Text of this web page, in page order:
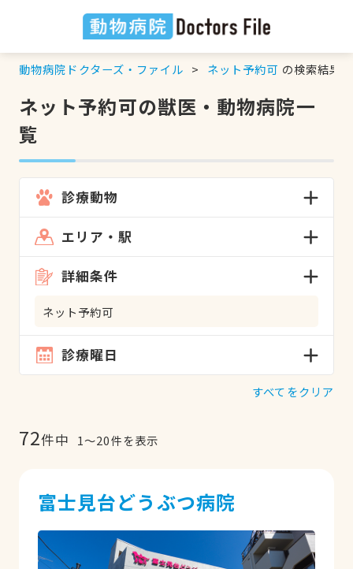
動物病院ドクターズ・ファイル ネット予約可 の検索結果
ネット予約可の獣医・動物病院一
覧
診療動物
エリア・駅
詳細条件
ネット予約可
診療曜日
すべてをクリア
72件中 1〜20件を表示
富士見台どうぶつ病院